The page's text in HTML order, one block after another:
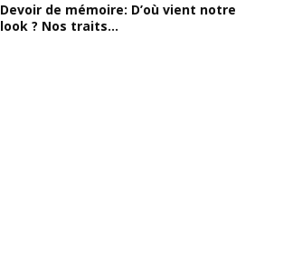
Devoir de mémoire: D’où vient notre
look ? Nos traits...